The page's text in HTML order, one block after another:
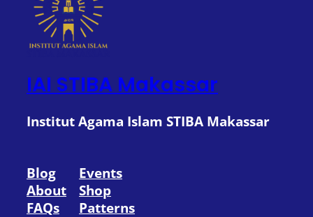
IAI STIBA Makassar
Institut Agama Islam STIBA Makassar
Blog
About
FAQs
Events
Shop
Patterns